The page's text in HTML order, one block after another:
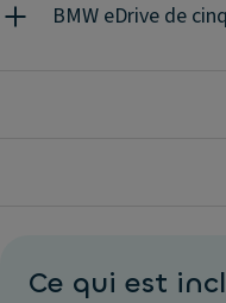
BMW eDrive de
Ce qui est